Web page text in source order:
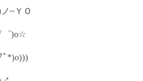
~ＹＯ
゜)o☆
ﾟ*)o)))